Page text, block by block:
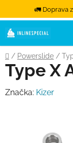
🚛 Doprava
Přejít na obsah
Domů
/ Powerslide /
Type X
Značka: Kizer